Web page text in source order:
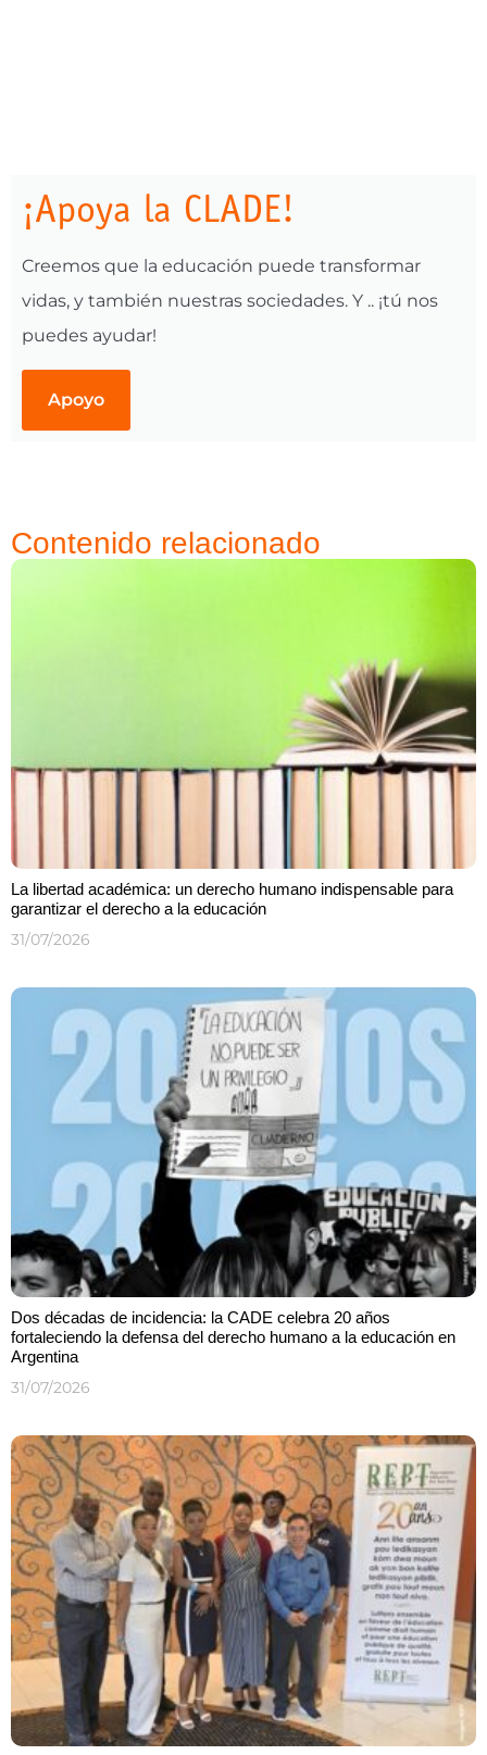
¡Apoya la CLADE!
Creemos que la educación puede transformar
vidas, y también nuestras sociedades. Y .. ¡tú nos
puedes ayudar!
Apoyo
Contenido relacionado
La libertad académica: un derecho humano indispensable para
garantizar el derecho a la educación
31/07/2026
Dos décadas de incidencia: la CADE celebra 20 años
fortaleciendo la defensa del derecho humano a la educación en
Argentina
31/07/2026